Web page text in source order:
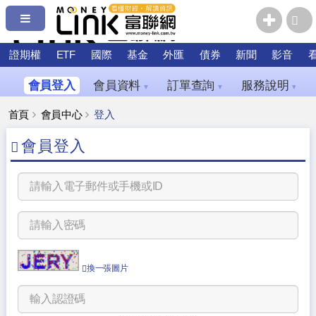
證期權 ETF 國際 基金 外匯 債券 新聞 影音
會員登入 會員資料 ▼ 訂單查詢 ▼ 服務說明 ▼
首頁 會員中心 登入
會員登入
換一張圖片